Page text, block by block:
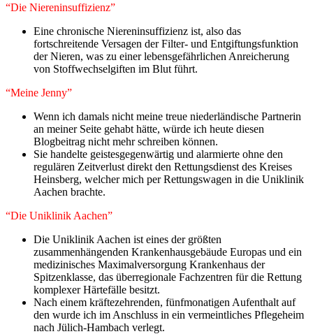
“Die Niereninsuffizienz”
Eine chronische Niereninsuffizienz ist, also das
fortschreitende Versagen der Filter- und Entgiftungsfunktion
der Nieren, was zu einer lebensgefährlichen Anreicherung
von Stoffwechselgiften im Blut führt.
“Meine Jenny”
Wenn ich damals nicht meine treue niederländische Partnerin
an meiner Seite gehabt hätte, würde ich heute diesen
Blogbeitrag nicht mehr schreiben können.
Sie handelte geistesgegenwärtig und alarmierte ohne den
regulären Zeitverlust direkt den Rettungsdienst des Kreises
Heinsberg, welcher mich per Rettungswagen in die Uniklinik
Aachen brachte.
“Die Uniklinik Aachen”
Die Uniklinik Aachen ist eines der größten
zusammenhängenden Krankenhausgebäude Europas und ein
medizinisches Maximalversorgung Krankenhaus der
Spitzenklasse, das überregionale Fachzentren für die Rettung
komplexer Härtefälle besitzt.
Nach einem kräftezehrenden, fünfmonatigen Aufenthalt auf
den wurde ich im Anschluss in ein vermeintliches Pflegeheim
nach Jülich-Hambach verlegt.